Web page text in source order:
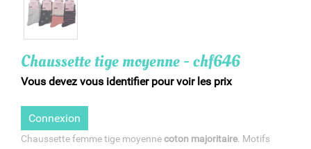
Chaussette tige moyenne - chf646
Vous devez vous identifier pour voir les prix
Connexion
Chaussette femme tige moyennecoton majoritaire. Motifs